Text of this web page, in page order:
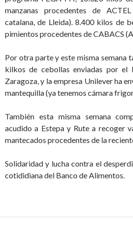
manzanas procedentes de
catalana, de Lleida). 8.400 kilos de
pimientos procedentes de CABACS
Por otra parte y este misma semana
kilkos de cebollas enviadas por el
Zaragoza, y la empresa Unilever ha
mantequilla (ya tenemos cámara
También esta misma semana
acudido a Estepa y Rute a recoger
mantecados procedentes de la
Solidaridad y lucha contra el
cotididiana del Banco de Alimentos.